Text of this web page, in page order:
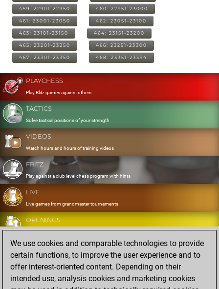
459: 22901-22950 460: 22951-23000
461: 23001-23050 462: 23051-23100
463: 23101-23150 464: 23151-23200
465: 23201-23250 466: 23251-23300
467: 23301-23350 468: 23351-23394
PLAYCHESS
Play Blitz games against others
TACTICS
Solve tactical positions of your strength
VIDEOS
Watch hours and hours of training videos
FRITZ
Play against a club level chess program with hints
LIVE
Live games from grandmaster tournaments
OPENINGS
Develop and exercise your openings
DATABASE
Eight million strong games
MYGAMES
Store and analyse your own games in the cloud
We use cookies and comparable technologies to provide
certain functions, to improve the user experience and to
offer interest-oriented content. Depending on their
intended use, analysis cookies and marketing cookies